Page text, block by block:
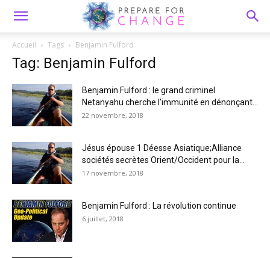
Accueil Tags Benjamin Fulford
Tag: Benjamin Fulford
Benjamin Fulford : le grand criminel
Netanyahu cherche l’immunité en dénonçant...
22 novembre, 2018
Jésus épouse 1 Déesse Asiatique;Alliance
sociétés secrètes Orient/Occident pour la...
17 novembre, 2018
Benjamin Fulford : La révolution continue
6 juillet, 2018